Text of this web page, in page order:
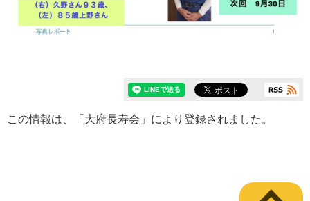
この情報は、「 大府長寿会 」により登録されました。